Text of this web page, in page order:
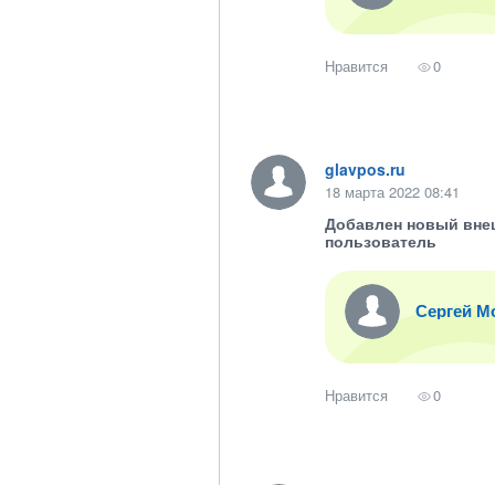
Нравится 0
glavpos.ru
18 марта 2022 08:41
Добавлен новый
пользователь
Сергей
Нравится 0